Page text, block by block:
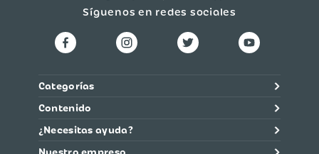
Síguenos en redes sociales
Categorías
Contenido
¿Necesitas ayuda?